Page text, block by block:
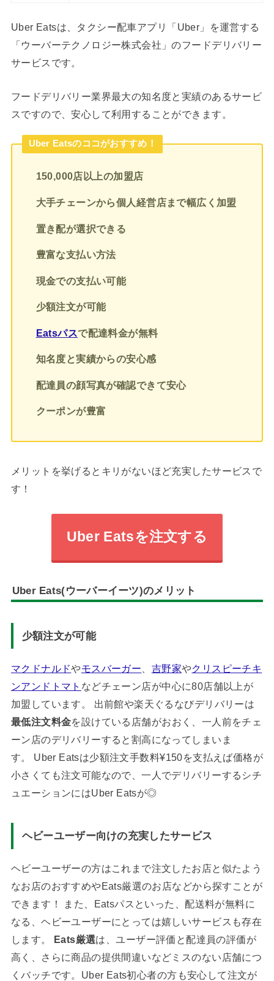
Uber Eatsは、タクシー配車アプリ「Uber」を運営する
「ウーバーテクノロジー株式会社」のフードデリバリー
サービスです。
フードデリバリー業界最大の知名度と実績のあるサービ
スですので、安心して利用することができます。
Uber Eatsのココがおすすめ！
150,000店以上の加盟店
大手チェーンから個人経営店まで幅広く加盟
置き配が選択できる
豊富な支払い方法
現金での支払い可能
少額注文が可能
Eatsパスで配達料金が無料
知名度と実績からの安心感
配達員の顔写真が確認できて安心
クーポンが豊富
メリットを挙げるとキリがないほど充実したサービスで
す！
Uber Eatsを注文する
Uber Eats(ウーバーイーツ)のメリット
少額注文が可能
マクドナルドやモスバーガー 吉野家やクリスピーチキ
ンアンドトマト などチェーン店が中心に80店舗以上が
加盟しています。 出前館や楽天ぐるなびデリバリーは
最低注文料金を設けている店舗がおおく、一人前をチェ
ーン店のデリバリーすると割高になってしまいま
す。 Uber Eatsは少額注文手数料¥150を支払えば価格が
小さくても注文可能なので、一人でデリバリーするシチ
ュエーションにはUber Eatsが◎
ヘビーユーザー向けの充実したサービス
ヘビーユーザーの方はこれまで注文したお店と似たよう
なお店のおすすめやEats厳選のお店などから探すことが
できます！ また、Eatsパスといった、配送料が無料に
なる、ヘビーユーザーにとっては嬉しいサービスも存在
します。 Eats厳選は、ユーザー評価と配達員の評価が
高く、さらに商品の提供間違いなどミスのない店舗につ
くバッチです。Uber Eats初心者の方も安心して注文が